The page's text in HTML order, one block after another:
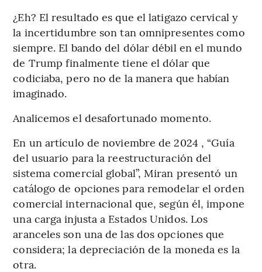
¿Eh? El resultado es que el latigazo cervical y
la incertidumbre son tan omnipresentes como
siempre. El bando del dólar débil en el mundo
de Trump finalmente tiene el dólar que
codiciaba, pero no de la manera que habían
imaginado.
Analicemos el desafortunado momento.
En un artículo de noviembre de 2024 , “Guía
del usuario para la reestructuración del
sistema comercial global”, Miran presentó un
catálogo de opciones para remodelar el orden
comercial internacional que, según él, impone
una carga injusta a Estados Unidos. Los
aranceles son una de las dos opciones que
considera; la depreciación de la moneda es la
otra.